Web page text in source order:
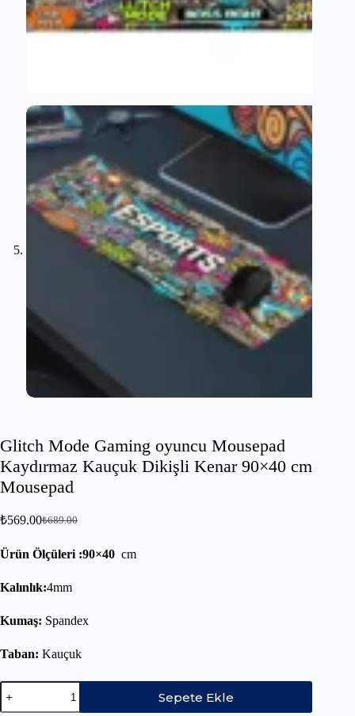
Glitch Mode Gaming oyuncu Mousepad
Kaydırmaz Kauçuk Dikişli Kenar 90×40 cm
Mousepad
₺689.00
₺569.00
Ürün Ölçüleri :90×40 cm
Kalınlık:4mm
Kumaş: Spandex
Taban: Kauçuk
Sepete Ekle